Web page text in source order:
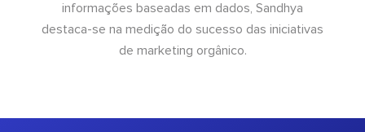
informações baseadas em dados, Sandhya
destaca-se na medição do sucesso das iniciativas
de marketing orgânico.